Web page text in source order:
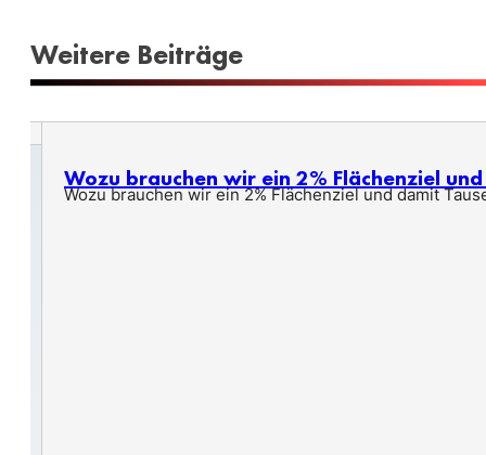
Weitere Beiträge
Wozu brauchen wir ein 2% Flächenziel
Wozu brauchen wir ein 2% Flächenziel und damit